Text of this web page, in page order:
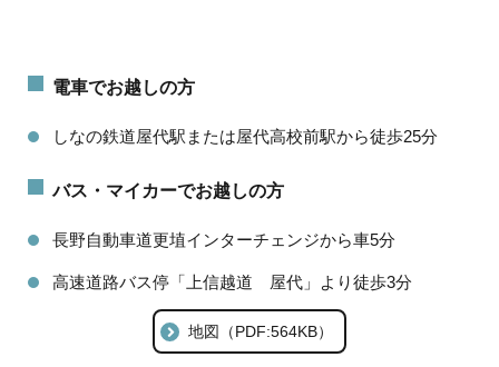
電車でお越しの方
しなの鉄道屋代駅または屋代高校前駅から徒歩25分
バス・マイカーでお越しの方
長野自動車道更埴インターチェンジから車5分
高速道路バス停「上信越道 屋代」より徒歩3分
地図（PDF:564KB）